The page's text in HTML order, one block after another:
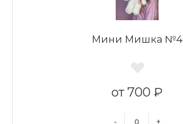
Мини Мишка №4
700 ₽
- +